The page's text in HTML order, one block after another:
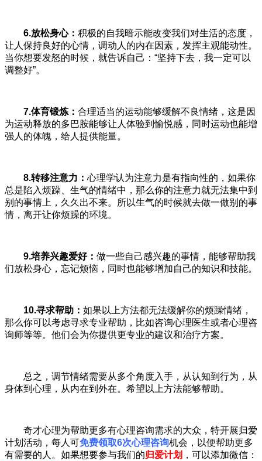
6.放松身心： 积极的自我暗示能改变我们对生活的态度，
让人保持良好的心情，调动人的内在因素，发挥主观能动性。
当你想要发怒的时候，就告诉自己：“坚持下去，我一定可以
调整好”。
7.体育锻炼： 合理适当的运动能够缓解不良情绪，这是因
为运动释放的多巴胺能够让人体验到愉悦感，同时运动也能增
强人的体魄，给人提供能量。
8.转移注意力： 心理学认为注意力是有指向性的，如果你
总是陷入烦躁、生气的情绪中，那么你的注意力就无法集中到
别的事情上，久久出不来。所以生气的时候就去做一做别的事
情，离开让你烦躁的环境。
9.培养兴趣爱好： 做一些自己感兴趣的事情，能够帮助我
们放松身心，忘记烦恼，同时也能够增加自己的知识和技能。
10.寻求帮助： 如果以上方法都无法缓解你的烦躁情绪，
那么你可以考虑寻求专业帮助，比如咨询心理医生或者心理咨
询师等等。他们会为你提供更专业的建议和治疗方案。
总之，调节情绪需要从多个角度入手，从认知到行为，从
身体到心理，从内在到外在。希望以上方法能够帮助。
奇才心理为帮助更多有心理咨询需求的大众，特开展归爱
计划活动，每人可免费领取6次心理咨询机会，以便帮助更多
有需要的人。如果想要参与我们的归爱计划 ，可以添加微信：